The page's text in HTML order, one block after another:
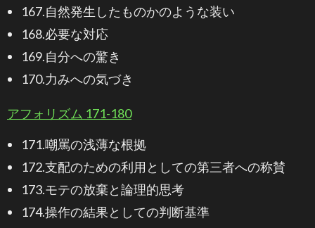
167.自然発生したものかのような装い
168.必要な対応
169.自分への驚き
170.力みへの気づき
アフォリズム 171-180
171.嘲罵の浅薄な根拠
172.支配のための利用としての第三者への称賛
173.モテの放棄と論理的思考
174.操作の結果としての判断基準